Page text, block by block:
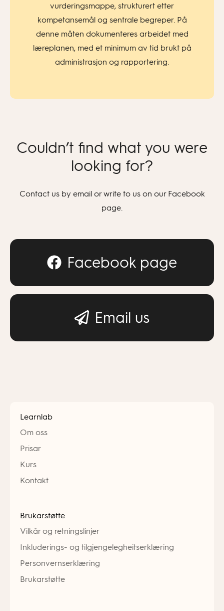
vurderingsmappe, strukturert etter
kompetansemål og sentrale begreper. På
denne måten dokumenteres arbeidet med
læreplanen, med et minimum av tid brukt på
administrasjon og rapportering.
Couldn’t find what you were
looking for?
Contact us by email or write to us on our Facebook
page.
Facebook page
Email us
Learnlab
Om oss
Prisar
Kurs
Kontakt
Brukarstøtte
Vilkår og retningslinjer
Inkluderings- og tilgjengelegheitserklæring
Personvernserklæring
Brukarstøtte